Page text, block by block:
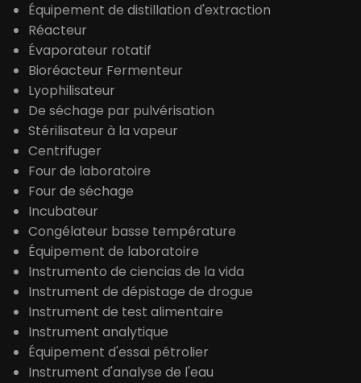
Équipement de distillation d'extraction
Réacteur
Évaporateur rotatif
Bioréacteur Fermenteur
Lyophilisateur
De séchage par pulvérisation
Stérilisateur à la vapeur
Centrifuger
Four de laboratoire
Four de séchage
Incubateur
Congélateur basse température
Équipement de laboratoire
Instrumento de ciencias de la vida
Instrument de dépistage de drogue
Instrument de test alimentaire
Instrument analytique
Équipement d'essai pétrolier
Instrument d'analyse de l'eau